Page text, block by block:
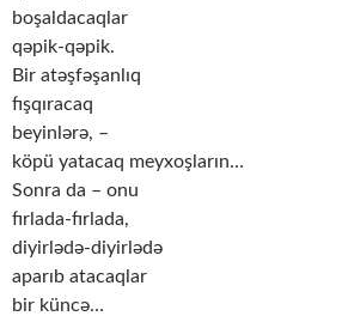
boşaldacaqlar
qəpik-qəpik.
Bir atəşfəşanlıq
fışqıracaq
beyinlərə, –
köpü yatacaq meyxoşların…
Sonra da – onu
fırlada-fırlada,
diyirlədə-diyirlədə
aparıb atacaqlar
bir küncə…